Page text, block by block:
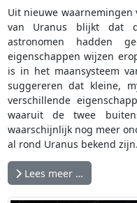
Uit nieuwe
van Uranus blijkt dat
astronomen hadden
eigenschappen wijzen
is in het maansysteem
suggereren dat kleine,
verschillende
waaruit de twee
waarschijnlijk nog meer
al rond Uranus bekend zijn.
Lees meer …